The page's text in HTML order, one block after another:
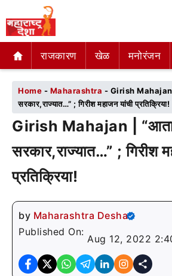
राजकारण खेळ मनोरंजन
राजकारण खेळ मनोरंजन
Home - Maharashtra - Girish Mahajan
सरकार,राज्यात…” ; गिरीश महाजन यांची प्रतिक्रिया!
Girish Mahajan |
सरकार,राज्यात…” ; गिरीश
प्रतिक्रिया!
by Maharashtra Desha
Published On:
Aug 12, 2022